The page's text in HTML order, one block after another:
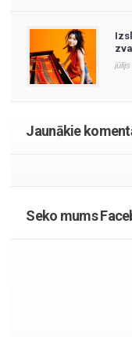
Jaunākie
Seko mums